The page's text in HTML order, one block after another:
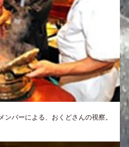
ンバーによる、おくどさんの視察。